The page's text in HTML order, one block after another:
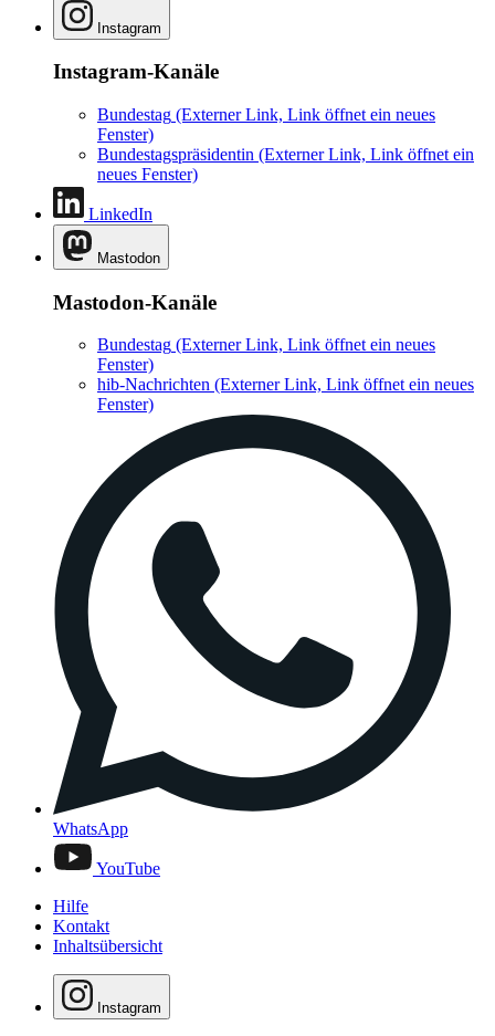
Instagram
Instagram-Kanäle
Bundestag (Externer Link, Link öffnet ein neues
Fenster)
Bundestagspräsidentin (Externer Link, Link öffnet ein
neues Fenster)
LinkedIn
Mastodon
Mastodon-Kanäle
Bundestag (Externer Link, Link öffnet ein neues
Fenster)
hib-Nachrichten (Externer Link, Link öffnet ein neues
Fenster)
WhatsApp
YouTube
Hilfe
Kontakt
Inhaltsübersicht
Instagram